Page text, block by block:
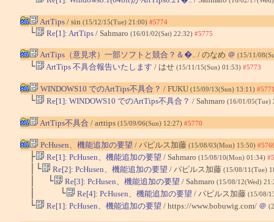
ArtTips/ sin (15/12/15(Tue) 21:00) #5774
└ Re[1]: ArtTips/ Sahmaro (16/01/02(Sat) 22:32) #5775
ArtTips（意見求）一部ソフトと競合？＆�.. / のなめ ＠ (15/11/
└ ArtTips 不具合報告いたします / はせ (15/11/15(Sun) 01:53) #5773
WINDOWS10 でのArtTips不具合？ / FUKU (15/09/13(Sun) 13:11)
└ Re[1]: WINDOWS10 でのArtTips不具合？ / Sahmaro (16/01/05(Tue)
ArtTips不具合 / arttips (15/09/06(Sun) 12:27) #5770
PcHusen、機能追加の要望 / パピルス加藤 (15/08/03(Mon) 15:50)
├ Re[1]: PcHusen、機能追加の要望 / Sahmaro (15/08/10(Mon) 01:34)
│└ Re[2]: PcHusen、機能追加の要望 / パピルス加藤 (15/08/11(Tue)
│ └ Re[3]: PcHusen、機能追加の要望 / Sahmaro (15/08/12(Wed)
│ └ Re[4]: PcHusen、機能追加の要望 / パピルス加藤 (15/08/
└ Re[1]: PcHusen、機能追加の要望 / https://www.bobuwig.com/ ＠